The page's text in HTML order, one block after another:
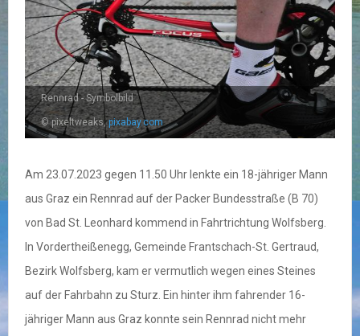
Rennrad - Symbolbild
© pixeltweaks,pixabay.com
Am 23.07.2023 gegen 11.50 Uhr lenkte ein 18-jähriger Mann
aus Graz ein Rennrad auf der Packer Bundesstraße (B 70)
von Bad St. Leonhard kommend in Fahrtrichtung Wolfsberg.
In Vordertheißenegg, Gemeinde Frantschach-St. Gertraud,
Bezirk Wolfsberg, kam er vermutlich wegen eines Steines
auf der Fahrbahn zu Sturz. Ein hinter ihm fahrender 16-
jähriger Mann aus Graz konnte sein Rennrad nicht mehr